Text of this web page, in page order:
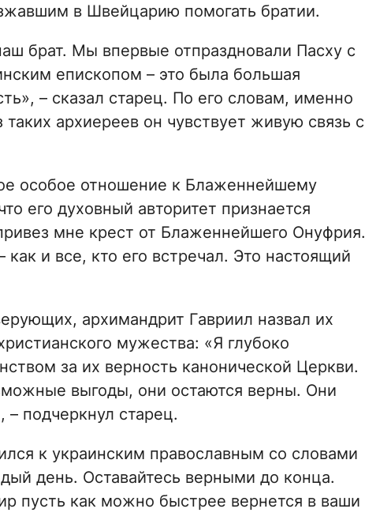
в Швейцарию помогать братии.
брат. Мы впервые отпраздновали Пасху с
епископом – это была большая
– сказал старец. По его словам, именно
таких архиереев он чувствует живую связь с
особое отношение к Блаженнейшему
его духовный авторитет признается
мне крест от Блаженнейшего Онуфрия.
и все, кто его встречал. Это настоящий
архимандрит Гавриил назвал их
мужества: «Я глубоко
за их верность канонической Церкви.
выгоды, они остаются верны. Они
– подчеркнул старец.
к украинским православным со словами
день. Оставайтесь верными до конца.
пусть как можно быстрее вернется в ваши